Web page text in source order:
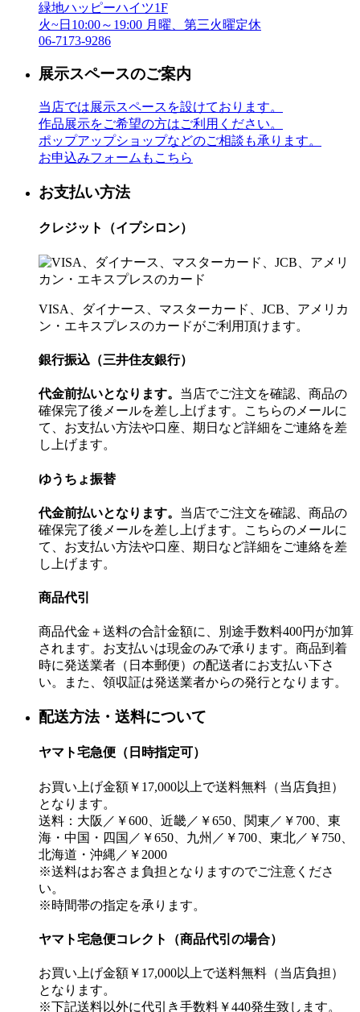
緑地ハッピーハイツ1F
火~日10:00～19:00 月曜、第三火曜定休
06-7173-9286
展示スペースのご案内
当店では展示スペースを設けております。
作品展示をご希望の方はご利用ください。
ポップアップショップなどのご相談も承ります。
お申込みフォームもこちら
お支払い方法
クレジット（イプシロン）
VISA、ダイナース、マスターカード、JCB、アメリカ
ン・エキスプレスのカードがご利用頂けます。
銀行振込（三井住友銀行）
代金前払いとなります。 当店でご注文を確認、商品の
確保完了後メールを差し上げます。こちらのメールに
て、お支払い方法や口座、期日など詳細をご連絡を差
し上げます。
ゆうちょ振替
代金前払いとなります。 当店でご注文を確認、商品の
確保完了後メールを差し上げます。こちらのメールに
て、お支払い方法や口座、期日など詳細をご連絡を差
し上げます。
商品代引
商品代金＋送料の合計金額に、別途手数料400円が加算
されます。お支払いは現金のみで承ります。商品到着
時に発送業者（日本郵便）の配送者にお支払い下さ
い。また、領収証は発送業者からの発行となります。
配送方法・送料について
ヤマト宅急便（日時指定可）
お買い上げ金額￥17,000以上で送料無料（当店負担）
となります。
送料：大阪／￥600、近畿／￥650、関東／￥700、東
海・中国・四国／￥650、九州／￥700、東北／￥750、
北海道・沖縄／￥2000
※送料はお客さま負担となりますのでご注意くださ
い。
※時間帯の指定を承ります。
ヤマト宅急便コレクト（商品代引の場合）
お買い上げ金額￥17,000以上で送料無料（当店負担）
となります。
※下記送料以外に代引き手数料￥440発生致します。